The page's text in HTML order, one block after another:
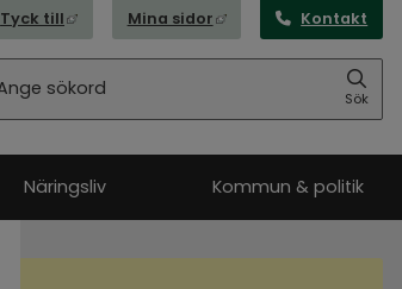
Tyck till Länk till annan webbplats, öppnas i
Mina sidor Länk till annan
Kontakt
Sök
Näringsliv Kommun & politik